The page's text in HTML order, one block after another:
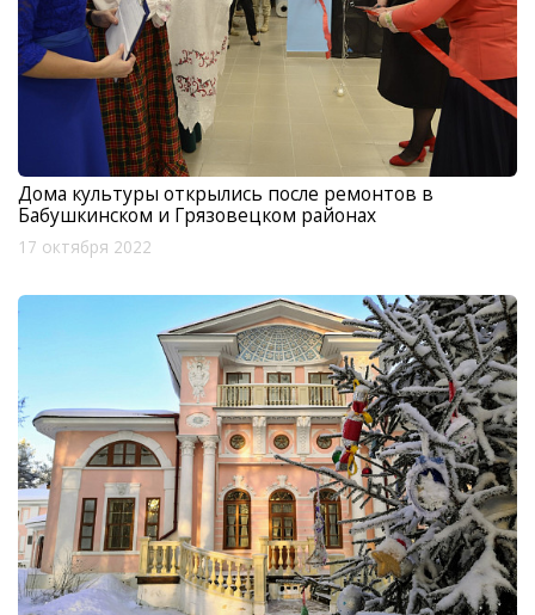
Дома культуры открылись после ремонтов в
Бабушкинском и Грязовецком районах
17 октября 2022